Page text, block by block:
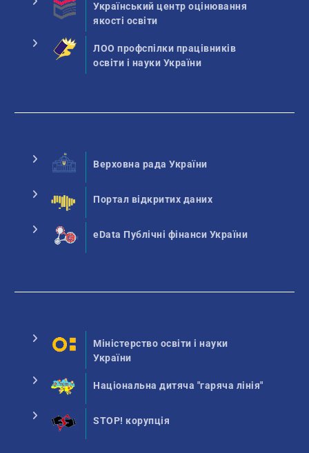
Український центр оцінювання
якості освіти
ЛОО профспілки працівників
освіти і науки України
Верховна рада України
Портал відкритих даних
eData Публічні фінанси України
Міністерство освіти і науки
України
Національна дитяча "гаряча лінія"
STOP! корупція